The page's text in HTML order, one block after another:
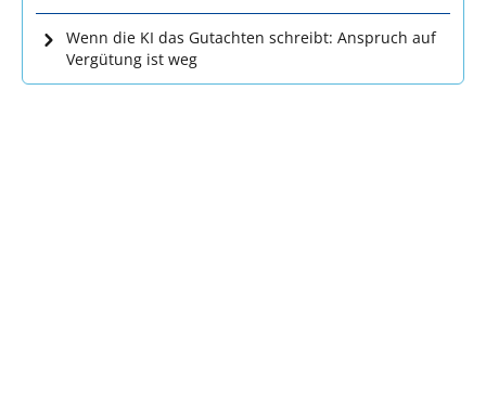
Wenn die KI das Gutachten schreibt: Anspruch auf
Vergütung ist weg